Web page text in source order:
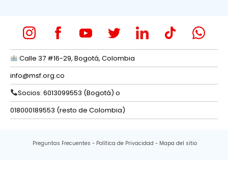
Calle 37 #16-29, Bogotá, Colombia
info@msf.org.co
Socios: 6013099553 (Bogotá) o
018000189553 (resto de Colombia)
Preguntas Frecuentes Política de Privacidad Mapa del sitio